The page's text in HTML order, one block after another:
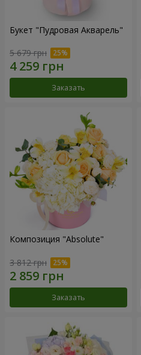
Букет "Пудровая Акварель"
5 679 грн
Заказать
Композиция "Absolute"
3 812 грн
Заказать